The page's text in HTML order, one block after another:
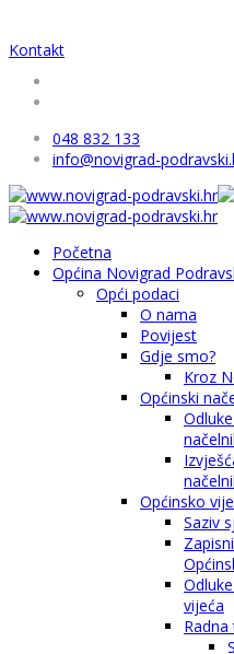
Kontakt
048 832 133
info@novigrad-
Početna
Općina Novigrad
Opći podaci
O nama
Povijest
Gdje smo?
Kroz
Općinski
Općinsko
Saziv
vijeća